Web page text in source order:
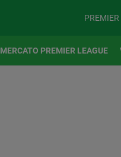
MERCATO PREMIER LEAGUE